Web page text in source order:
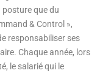
posture que du
& Control »,
responsabiliser ses
Chaque année, lors
le salarié qui le